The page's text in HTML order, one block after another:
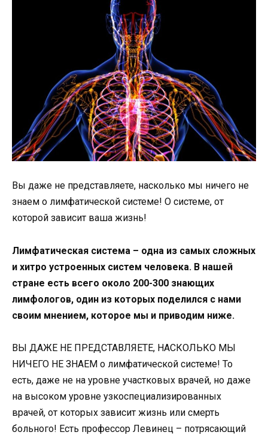
Вы даже не представляете, насколько мы ничего не
знаем о лимфатической системе! О системе, от
которой зависит ваша жизнь!
Лимфатическая система – одна из самых сложных
и хитро устроенных систем человека. В нашей
стране есть всего около 200-300 знающих
лимфологов, один из которых поделился с нами
своим мнением, которое мы и приводим ниже.
ВЫ ДАЖЕ НЕ ПРЕДСТАВЛЯЕТЕ, НАСКОЛЬКО МЫ
НИЧЕГО НЕ ЗНАЕМ о лимфатической системе! То
есть, даже не на уровне участковых врачей, но даже
на высоком уровне узкоспециализированных
врачей, от которых зависит жизнь или смерть
больного! Есть профессор Левинец – потрясающий